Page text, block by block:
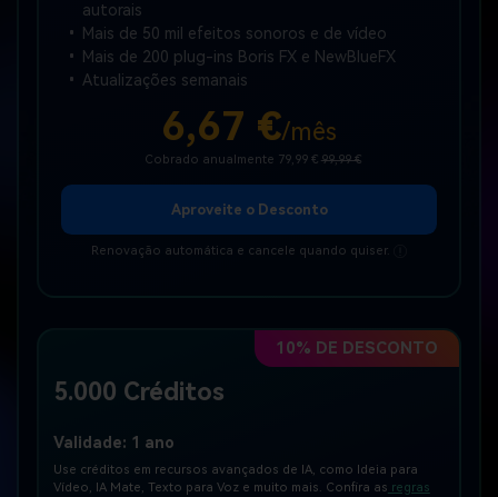
autorais
Mais de 50 mil efeitos sonoros e de vídeo
Mais de 200 plug-ins Boris FX e NewBlueFX
Atualizações semanais
6,67 €/mês
Cobrado anualmente 79,99 € 99,99 €
Aproveite o Desconto
Renovação automática e cancele quando quiser.
10% DE DESCONTO
5.000 Créditos
Validade: 1 ano
Use créditos em recursos avançados de IA, como Ideia para
Vídeo, IA Mate, Texto para Voz e muito mais. Confira as regras